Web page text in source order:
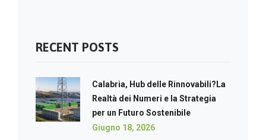
RECENT POSTS
Calabria, Hub delle Rinnovabili?La
Realtà dei Numeri e la Strategia
per un Futuro Sostenibile
Giugno 18, 2026